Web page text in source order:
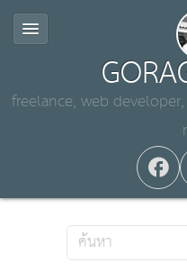
freelance, web